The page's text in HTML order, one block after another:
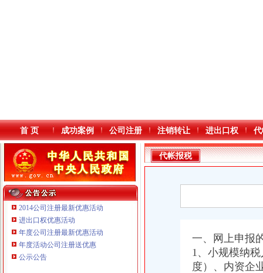
本站导航
首 页 成功案例 公司注册 注销转让 进出口权
2014公司注册最新优惠活动
进出口权优惠活动
年度公司注册最新优惠活动
年度活动公司注册送优惠
公示公告
重庆鸽牌电线电缆有限公司 渝北10010万 (进出口权)
重庆傲志众达投资咨询有限责任公司 渝九1000万 （增资）
代帐报税
一、网上申报
1、小规模纳
度）、内资企